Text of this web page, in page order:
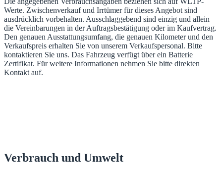
Werte. Zwischenverkauf und Irrtümer für dieses Angebot sind
ausdrücklich vorbehalten. Ausschlaggebend sind einzig und allein
die Vereinbarungen in der Auftragsbestätigung oder im Kaufvertrag.
Den genauen Ausstattungsumfang, die genauen Kilometer und den
Verkaufspreis erhalten Sie von unserem Verkaufspersonal. Bitte
kontaktieren Sie uns. Das Fahrzeug verfügt über ein Batterie
Zertifikat. Für weitere Informationen nehmen Sie bitte direkten
Kontakt auf.
Verbrauch und Umwelt